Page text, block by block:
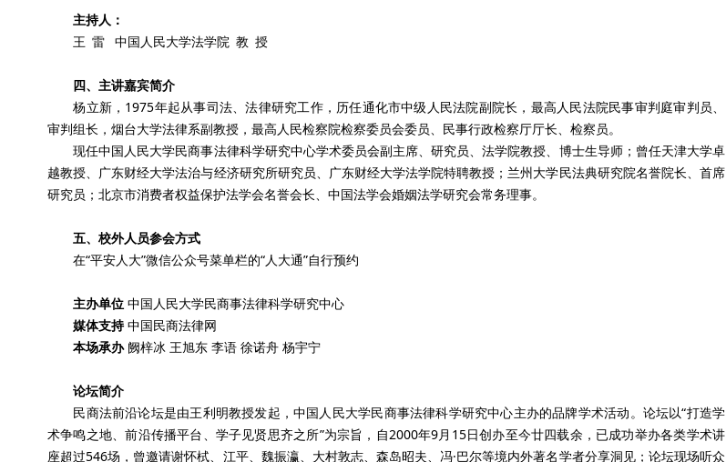
主持人：
王 雷 中国人民大学法学院 教 授
四、主讲嘉宾简介
杨立新，1975年起从事司法、法律研究工作，历任通化市中级人民法院副院长，最高人民法院民事审判庭审判员、
审判组长，烟台大学法律系副教授，最高人民检察院检察委员会委员、民事行政检察厅厅长、检察员。
现任中国人民大学民商事法律科学研究中心学术委员会副主席、研究员、法学院教授、博士生导师；曾任天津大学卓
越教授、广东财经大学法治与经济研究所研究员、广东财经大学法学院特聘教授；兰州大学民法典研究院名誉院长、首席
研究员；北京市消费者权益保护法学会名誉会长、中国法学会婚姻法学研究会常务理事。
五、校外人员参会方式
在“平安人大”微信公众号菜单栏的“人大通”自行预约
主办单位 中国人民大学民商事法律科学研究中心
媒体支持中国民商法律网
本场承办阙梓冰 王旭东 李语 徐诺舟 杨宇宁
论坛简介
民商法前沿论坛是由王利明教授发起，中国人民大学民商事法律科学研究中心主办的品牌学术活动。论坛以“打造学
术争鸣之地、前沿传播平台、学子见贤思齐之所”为宗旨，自2000年9月15日创办至今廿四载余，已成功举办各类学术讲
座超过546场，曾邀请谢怀栻、江平、魏振瀛、大村敦志、森岛昭夫、冯·巴尔等境内外著名学者分享洞见；论坛现场听众